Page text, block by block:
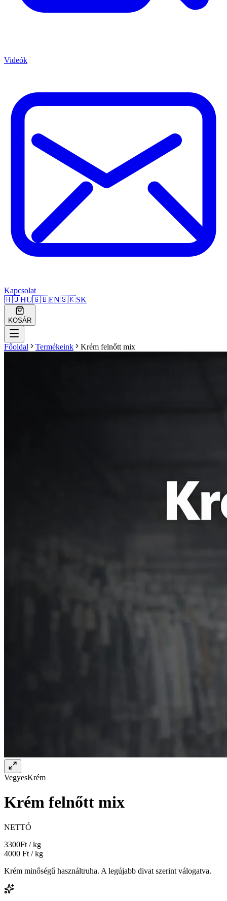
Videók
Kapcsolat
🇭🇺HU🇬🇧EN🇸🇰SK
KOSÁR
Főoldal Termékeink Krém felnőtt mix
VegyesKrém
Krém felnőtt mix
NETTÓ
3300Ft / kg
4000 Ft / kg
Krém minőségű használtruha. A legújabb divat szerint válogatva.